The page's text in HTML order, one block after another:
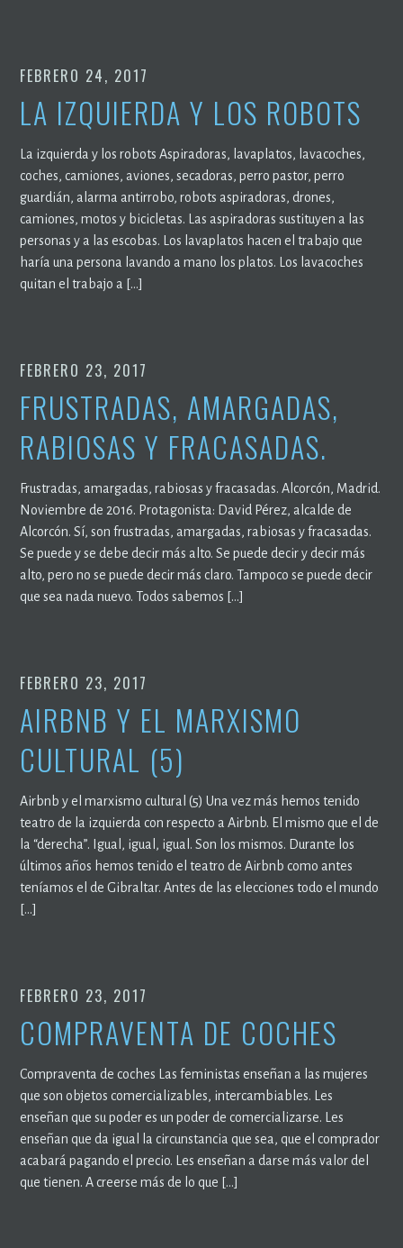
FEBRERO 24, 2017
LA IZQUIERDA Y LOS ROBOTS
La izquierda y los robots Aspiradoras, lavaplatos, lavacoches,
coches, camiones, aviones, secadoras, perro pastor, perro
guardián, alarma antirrobo, robots aspiradoras, drones,
camiones, motos y bicicletas. Las aspiradoras sustituyen a las
personas y a las escobas. Los lavaplatos hacen el trabajo que
haría una persona lavando a mano los platos. Los lavacoches
quitan el trabajo a […]
FEBRERO 23, 2017
FRUSTRADAS, AMARGADAS,
RABIOSAS Y FRACASADAS.
Frustradas, amargadas, rabiosas y fracasadas. Alcorcón, Madrid.
Noviembre de 2016. Protagonista: David Pérez, alcalde de
Alcorcón. Sí, son frustradas, amargadas, rabiosas y fracasadas.
Se puede y se debe decir más alto. Se puede decir y decir más
alto, pero no se puede decir más claro. Tampoco se puede decir
que sea nada nuevo. Todos sabemos […]
FEBRERO 23, 2017
AIRBNB Y EL MARXISMO
CULTURAL (5)
Airbnb y el marxismo cultural (5) Una vez más hemos tenido
teatro de la izquierda con respecto a Airbnb. El mismo que el de
la “derecha”. Igual, igual, igual. Son los mismos. Durante los
últimos años hemos tenido el teatro de Airbnb como antes
teníamos el de Gibraltar. Antes de las elecciones todo el mundo
[…]
FEBRERO 23, 2017
COMPRAVENTA DE COCHES
Compraventa de coches Las feministas enseñan a las mujeres
que son objetos comercializables, intercambiables. Les
enseñan que su poder es un poder de comercializarse. Les
enseñan que da igual la circunstancia que sea, que el comprador
acabará pagando el precio. Les enseñan a darse más valor del
que tienen. A creerse más de lo que […]